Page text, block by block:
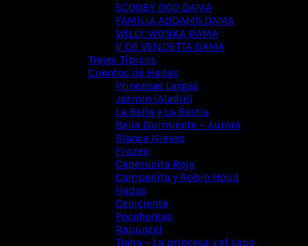
SCOOBY DOO DAMA
FAMILIA ADDAMS DAMA
WILLY WONKA DAMA
V DE VENDETTA DAMA
Trajes Típicos
Cuentos de Hadas
Princesas Largas
Jazmin (Aladin)
La Bella y La Bestia
Bella Durmiente – Aurora
Blanca Nieves
Frozen
Caperucita Roja
Campanita y Robin Hood
Hadas
Cenicienta
Pocahontas
Rapunzel
Tiana – La princesa y el sapo